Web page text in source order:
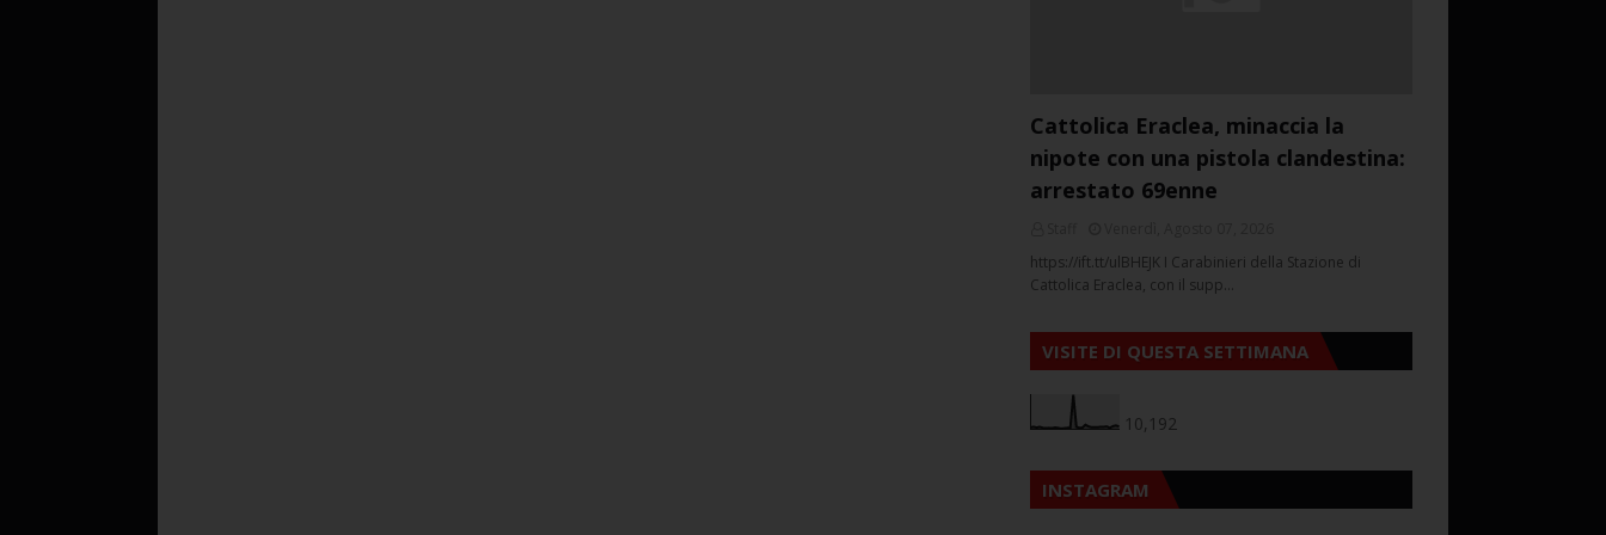
Cattolica Eraclea, minaccia la
nipote con una pistola clandestina:
arrestato 69enne
https://ift.tt/ulBHEJK I Carabinieri della Stazione di
Cattolica Eraclea, con il supp…
VISITE DI QUESTA SETTIMANA
10,192
INSTAGRAM